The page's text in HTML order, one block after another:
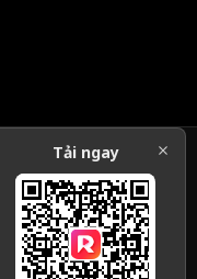
Tải ngay